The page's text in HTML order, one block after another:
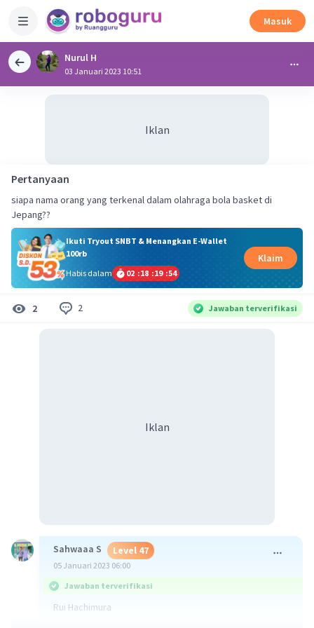
Masuk
Nurul H
03 Januari 2023 10:51
Iklan
Pertanyaan
siapa nama orang yang terkenal dalam olahraga bola basket di
Jepang??
Ikuti Tryout SNBT & Menangkan E-Wallet
100rb
Habis dalam
02 :18 :19 :53
Klaim
2 2 Jawaban terverifikasi
Iklan
Sahwaaa S Level 47
05 Januari 2023 06:00
Jawaban terverifikasi
Rui Hachimura